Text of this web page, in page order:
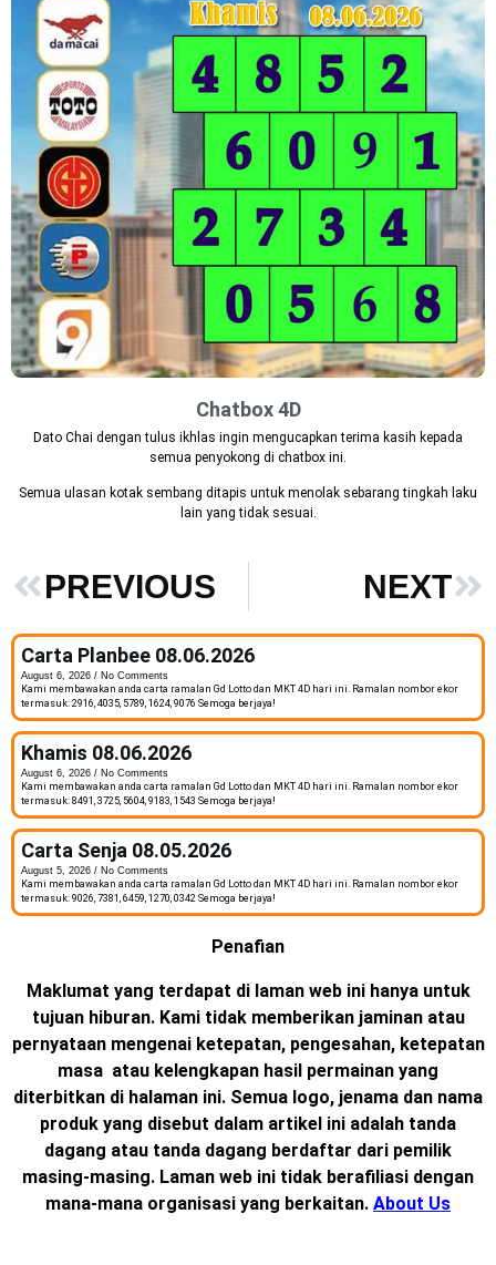
Chatbox 4D
Dato Chai dengan tulus ikhlas ingin mengucapkan terima kasih kepada
semua penyokong di chatbox ini.
Semua ulasan kotak sembang ditapis untuk menolak sebarang tingkah laku
lain yang tidak sesuai.
PREVIOUS NEXT
Carta Planbee 08.06.2026
August 6, 2026
No Comments
Kami membawakan anda carta ramalan Gd Lotto dan MKT 4D hari ini. Ramalan nombor ekor
termasuk: 2916, 4035, 5789, 1624, 9076 Semoga berjaya!
Khamis 08.06.2026
August 6, 2026
No Comments
Kami membawakan anda carta ramalan Gd Lotto dan MKT 4D hari ini. Ramalan nombor ekor
termasuk: 8491, 3725, 5604, 9183, 1543 Semoga berjaya!
Carta Senja 08.05.2026
August 5, 2026
No Comments
Kami membawakan anda carta ramalan Gd Lotto dan MKT 4D hari ini. Ramalan nombor ekor
termasuk: 9026, 7381, 6459, 1270, 0342 Semoga berjaya!
Penafian
Maklumat yang terdapat di laman web ini hanya untuk
tujuan hiburan. Kami tidak memberikan jaminan atau
pernyataan mengenai ketepatan, pengesahan, ketepatan
masa atau kelengkapan hasil permainan yang
diterbitkan di halaman ini. Semua logo, jenama dan nama
produk yang disebut dalam artikel ini adalah tanda
dagang atau tanda dagang berdaftar dari pemilik
masing-masing. Laman web ini tidak berafiliasi dengan
mana-mana organisasi yang berkaitan. About Us